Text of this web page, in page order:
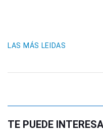
LAS MÁS LEIDAS
TE PUEDE